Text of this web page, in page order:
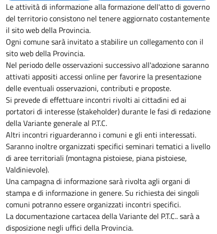
Le attività di informazione alla formazione dell'atto di governo
del territorio consistono nel tenere aggiornato costantemente
il sito web della Provincia.
Ogni comune sarà invitato a stabilire un collegamento con il
sito web della Provincia.
Nel periodo delle osservazioni successivo all'adozione saranno
attivati appositi accessi online per favorire la presentazione
delle eventuali osservazioni, contributi e proposte.
Si prevede di effettuare incontri rivolti ai cittadini ed ai
portatori di interesse (stakeholder) durante le fasi di redazione
della Variante generale al P.T.C.
Altri incontri riguarderanno i comuni e gli enti interessati.
Saranno inoltre organizzati specifici seminari tematici a livello
di aree territoriali (montagna pistoiese, piana pistoiese,
Valdinievole).
Una campagna di informazione sarà rivolta agli organi di
stampa e di informazione in genere. Su richiesta dei singoli
comuni potranno essere organizzati incontri specifici.
La documentazione cartacea della Variante del P.T.C.. sarà a
disposizione negli uffici della Provincia.